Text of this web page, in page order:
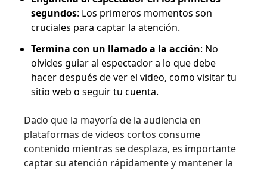
segundos: Los primeros momentos son
cruciales para captar la atención.
Termina con un llamado a la acción: No
olvides guiar al espectador a lo que debe
hacer después de ver el video, como visitar tu
sitio web o seguir tu cuenta.
Dado que la mayoría de la audiencia en
plataformas de videos cortos consume
contenido mientras se desplaza, es importante
captar su atención rápidamente y mantener la